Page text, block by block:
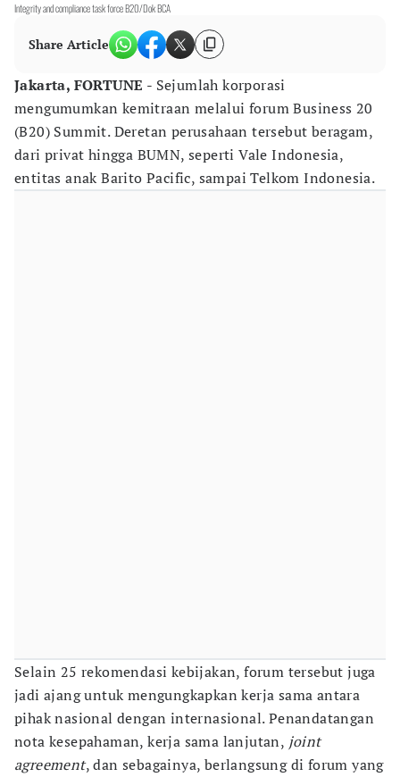
Integrity and compliance task force B20/Dok BCA
Share Article
Jakarta, FORTUNE - Sejumlah korporasi
mengumumkan kemitraan melalui forum Business 20
(B20) Summit. Deretan perusahaan tersebut beragam,
dari privat hingga BUMN, seperti Vale Indonesia,
entitas anak Barito Pacific, sampai Telkom Indonesia.
Selain 25 rekomendasi kebijakan, forum tersebut juga
jadi ajang untuk mengungkapkan kerja sama antara
pihak nasional dengan internasional. Penandatangan
nota kesepahaman, kerja sama lanjutan, joint
agreement, dan sebagainya, berlangsung di forum yang